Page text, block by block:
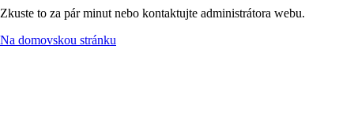
Zkuste to za pár minut nebo kontaktujte administrátora webu.
Na domovskou stránku